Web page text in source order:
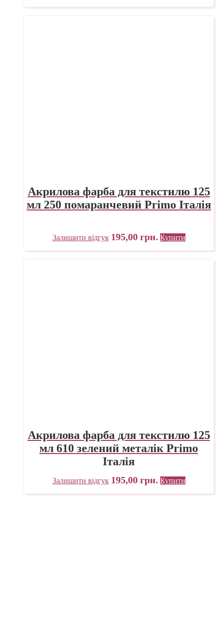
Акрилова фарба для текстилю 125
мл 250 помаранчевий Primo Італія
Залишити відгук 195,00 грн. Купити
Акрилова фарба для текстилю 125
мл 610 зелений металік Primo
Італія
Залишити відгук 195,00 грн. Купити